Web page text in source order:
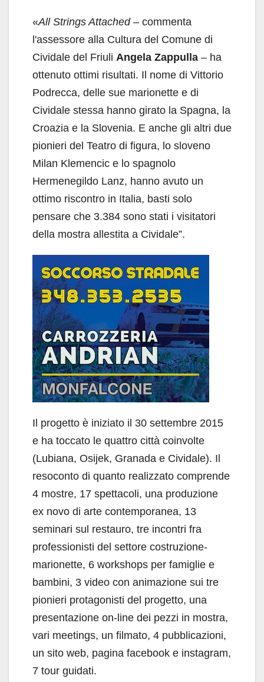
«All Strings Attached– commenta
l'assessore alla Cultura del Comune di
Cividale del Friuli Angela Zappulla – ha
ottenuto ottimi risultati. Il nome di Vittorio
Podrecca, delle sue marionette e di
Cividale stessa hanno girato la Spagna, la
Croazia e la Slovenia. E anche gli altri due
pionieri del Teatro di figura, lo sloveno
Milan Klemencic e lo spagnolo
Hermenegildo Lanz, hanno avuto un
ottimo riscontro in Italia, basti solo
pensare che 3.384 sono stati i visitatori
della mostra allestita a Cividale”.
Il progetto è iniziato il 30 settembre 2015
e ha toccato le quattro città coinvolte
(Lubiana, Osijek, Granada e Cividale). Il
resoconto di quanto realizzato comprende
4 mostre, 17 spettacoli, una produzione
ex novo di arte contemporanea, 13
seminari sul restauro, tre incontri fra
professionisti del settore costruzione-
marionette, 6 workshops per famiglie e
bambini, 3 video con animazione sui tre
pionieri protagonisti del progetto, una
presentazione on-line dei pezzi in mostra,
vari meetings, un filmato, 4 pubblicazioni,
un sito web, pagina facebook e instagram,
7 tour guidati.